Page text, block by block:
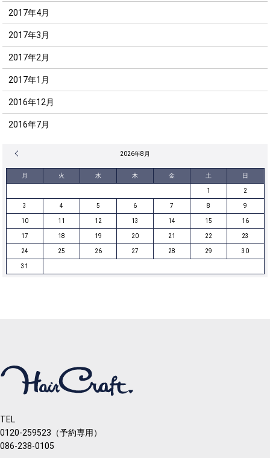
2017年4月
2017年3月
2017年2月
2017年1月
2016年12月
2016年7月
2026年8月
月 火 水 木 金 土 日
1 2
3 4 5 6 7 8 9
10 11 12 13 14 15 16
17 18 19 20 21 22 23
24 25 26 27 28 29 30
31
TEL
0120-259523（予約専用）
086-238-0105